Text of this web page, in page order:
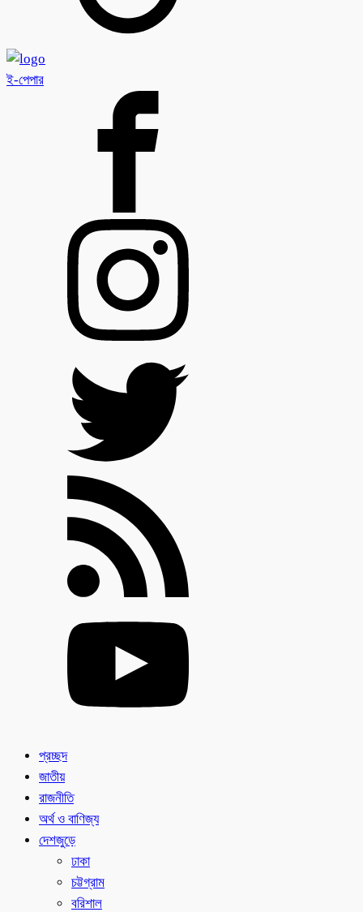
ই-পেপার
প্রচ্ছদ
জাতীয়
রাজনীতি
অর্থ ও বাণিজ্য
দেশজুড়ে
ঢাকা
চট্টগ্রাম
বরিশাল